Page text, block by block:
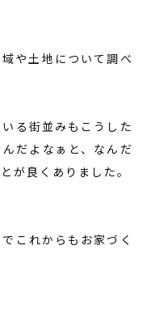
や土地について調べ
る街並みもこうした
だよなぁと、なんだ
が良くありました。
これからもお家づく